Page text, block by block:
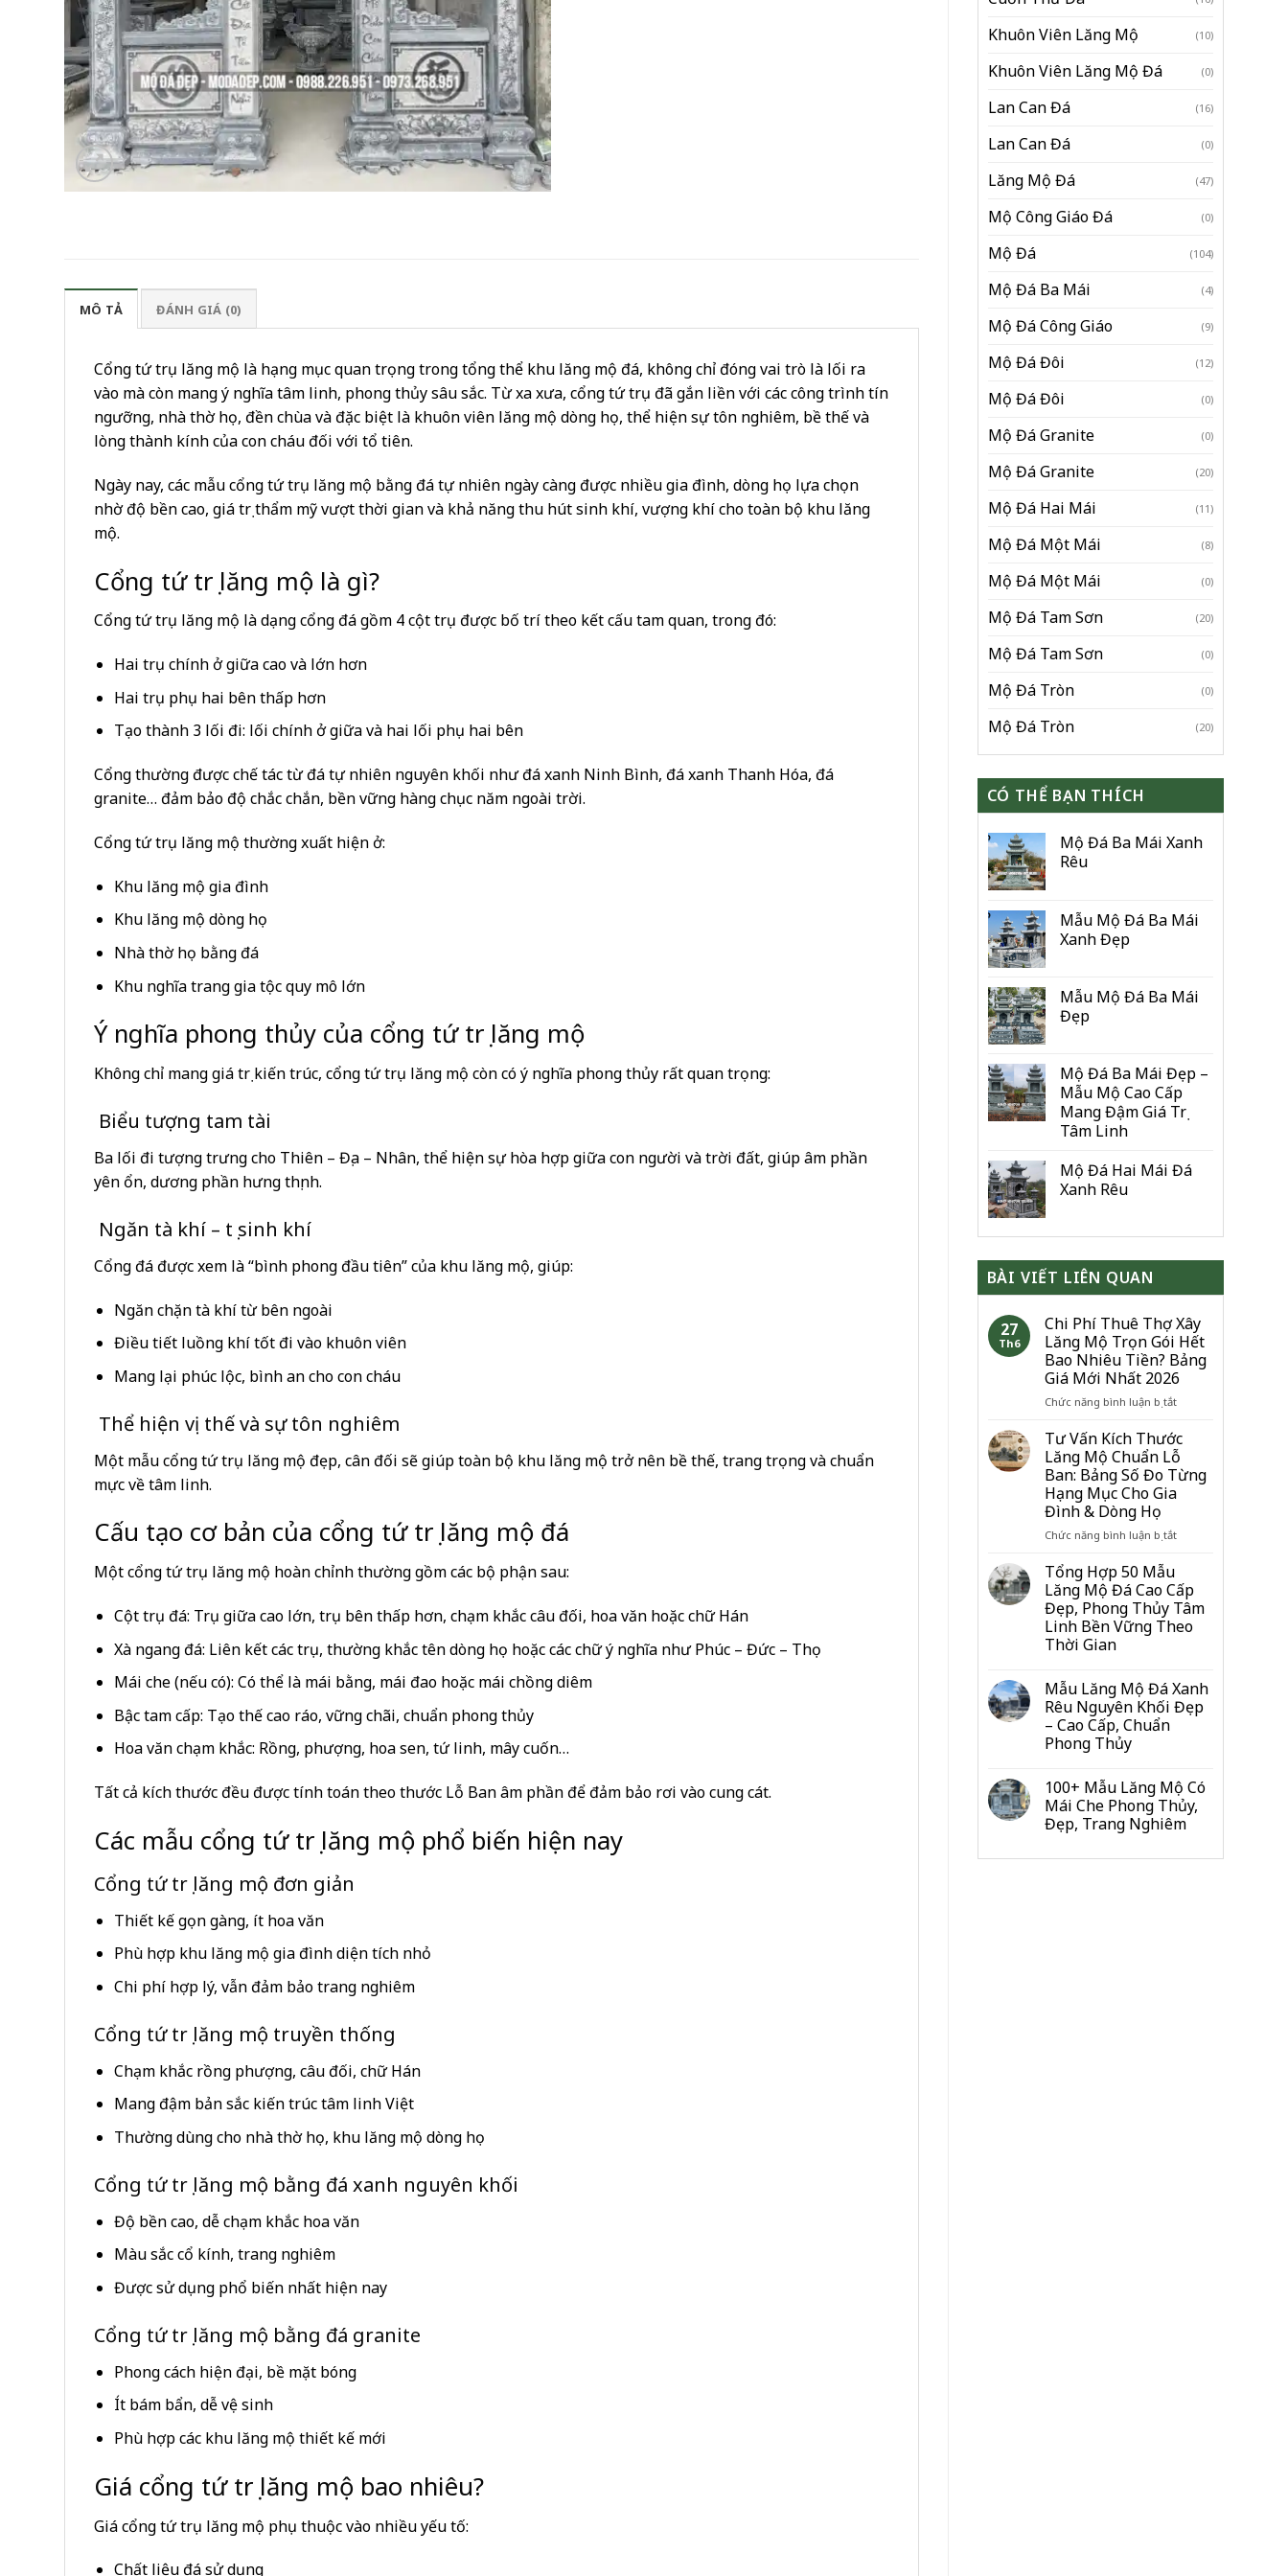
Khuôn Viên Lăng Mộ (10)
Khuôn Viên Lăng Mộ Đá (0)
Lan Can Đá (16)
Lan Can Đá (0)
Lăng Mộ Đá (47)
Mộ Công Giáo Đá (0)
Mộ Đá (104)
Mộ Đá Ba Mái (4)
Mộ Đá Công Giáo (9)
Mộ Đá Đôi (12)
Mộ Đá Đôi (0)
Mộ Đá Granite (0)
Mộ Đá Granite (20)
Mộ Đá Hai Mái (11)
Mộ Đá Một Mái (8)
Mộ Đá Một Mái (0)
Mộ Đá Tam Sơn (20)
Mộ Đá Tam Sơn (0)
Mộ Đá Tròn (0)
Mộ Đá Tròn (20)
CÓ THỂ BẠN THÍCH
Mộ Đá Ba Mái Xanh
Rêu
Mẫu Mộ Đá Ba Mái
Xanh Đẹp
Mẫu Mộ Đá Ba Mái
Đẹp
Mộ Đá Ba Mái Đẹp –
Mẫu Mộ Cao Cấp
Mang Đậm Giá Trị
Tâm Linh
Mộ Đá Hai Mái Đá
Xanh Rêu
BÀI VIẾT LIÊN QUAN
27
Th6
Chi Phí Thuê Thợ Xây
Lăng Mộ Trọn Gói Hết
Bao Nhiêu Tiền? Bảng
Giá Mới Nhất 2026
Chức năng bình luận bị tắtở
Phí
Thuê
Thợ
Xây
Lăng
Trọn
Bao
Nhiêu
Tiền?
Bảng
2026
Tư Vấn Kích Thước
Lăng Mộ Chuẩn Lỗ
Ban: Bảng Số Đo Từng
Hạng Mục Cho Gia
Đình & Dòng Họ
Chức năng bình luận bị tắtở
Kích
Thước
Lăng
Mộ
Ban:
Bảng
Số
Mục
Cho
Gia
Đình
Dòng
Tổng Hợp 50 Mẫu
Lăng Mộ Đá Cao Cấp
Đẹp, Phong Thủy Tâm
Linh Bền Vững Theo
Thời Gian
Mẫu Lăng Mộ Đá Xanh
Rêu Nguyên Khối Đẹp
– Cao Cấp, Chuẩn
Phong Thủy
100+ Mẫu Lăng Mộ Có
Mái Che Phong Thủy,
Đẹp, Trang Nghiêm
MÔ TẢ ĐÁNH GIÁ (0)
Cổng tứ trụ lăng mộ là hạng mục quan trọng trong tổng thể khu lăng mộ đá, không chỉ đóng vai trò là lối ra
vào mà còn mang ý nghĩa tâm linh, phong thủy sâu sắc. Từ xa xưa, cổng tứ trụ đã gắn liền với các công trình tín
ngưỡng, nhà thờ họ, đền chùa và đặc biệt là khuôn viên lăng mộ dòng họ, thể hiện sự tôn nghiêm, bề thế và
lòng thành kính của con cháu đối với tổ tiên.
Ngày nay, các mẫu cổng tứ trụ lăng mộ bằng đá tự nhiên ngày càng được nhiều gia đình, dòng họ lựa chọn
nhờ độ bền cao, giá trị thẩm mỹ vượt thời gian và khả năng thu hút sinh khí, vượng khí cho toàn bộ khu lăng
mộ.
Cổng tứ trụ lăng mộ là gì?
Cổng tứ trụ lăng mộ là dạng cổng đá gồm 4 cột trụ được bố trí theo kết cấu tam quan, trong đó:
Hai trụ chính ở giữa cao và lớn hơn
Hai trụ phụ hai bên thấp hơn
Tạo thành 3 lối đi: lối chính ở giữa và hai lối phụ hai bên
Cổng thường được chế tác từ đá tự nhiên nguyên khối như đá xanh Ninh Bình, đá xanh Thanh Hóa, đá
granite… đảm bảo độ chắc chắn, bền vững hàng chục năm ngoài trời.
Cổng tứ trụ lăng mộ thường xuất hiện ở:
Khu lăng mộ gia đình
Khu lăng mộ dòng họ
Nhà thờ họ bằng đá
Khu nghĩa trang gia tộc quy mô lớn
Ý nghĩa phong thủy của cổng tứ trụ lăng mộ
Không chỉ mang giá trị kiến trúc, cổng tứ trụ lăng mộ còn có ý nghĩa phong thủy rất quan trọng:
Biểu tượng tam tài
Ba lối đi tượng trưng cho Thiên – Địa – Nhân, thể hiện sự hòa hợp giữa con người và trời đất, giúp âm phần
yên ổn, dương phần hưng thịnh.
Ngăn tà khí – tụ sinh khí
Cổng đá được xem là “bình phong đầu tiên” của khu lăng mộ, giúp:
Ngăn chặn tà khí từ bên ngoài
Điều tiết luồng khí tốt đi vào khuôn viên
Mang lại phúc lộc, bình an cho con cháu
Thể hiện vị thế và sự tôn nghiêm
Một mẫu cổng tứ trụ lăng mộ đẹp, cân đối sẽ giúp toàn bộ khu lăng mộ trở nên bề thế, trang trọng và chuẩn
mực về tâm linh.
Cấu tạo cơ bản của cổng tứ trụ lăng mộ đá
Một cổng tứ trụ lăng mộ hoàn chỉnh thường gồm các bộ phận sau:
Cột trụ đá: Trụ giữa cao lớn, trụ bên thấp hơn, chạm khắc câu đối, hoa văn hoặc chữ Hán
Xà ngang đá: Liên kết các trụ, thường khắc tên dòng họ hoặc các chữ ý nghĩa như Phúc – Đức – Thọ
Mái che (nếu có): Có thể là mái bằng, mái đao hoặc mái chồng diêm
Bậc tam cấp: Tạo thế cao ráo, vững chãi, chuẩn phong thủy
Hoa văn chạm khắc: Rồng, phượng, hoa sen, tứ linh, mây cuốn…
Tất cả kích thước đều được tính toán theo thước Lỗ Ban âm phần để đảm bảo rơi vào cung cát.
Các mẫu cổng tứ trụ lăng mộ phổ biến hiện nay
Cổng tứ trụ lăng mộ đơn giản
Thiết kế gọn gàng, ít hoa văn
Phù hợp khu lăng mộ gia đình diện tích nhỏ
Chi phí hợp lý, vẫn đảm bảo trang nghiêm
Cổng tứ trụ lăng mộ truyền thống
Chạm khắc rồng phượng, câu đối, chữ Hán
Mang đậm bản sắc kiến trúc tâm linh Việt
Thường dùng cho nhà thờ họ, khu lăng mộ dòng họ
Cổng tứ trụ lăng mộ bằng đá xanh nguyên khối
Độ bền cao, dễ chạm khắc hoa văn
Màu sắc cổ kính, trang nghiêm
Được sử dụng phổ biến nhất hiện nay
Cổng tứ trụ lăng mộ bằng đá granite
Phong cách hiện đại, bề mặt bóng
Ít bám bẩn, dễ vệ sinh
Phù hợp các khu lăng mộ thiết kế mới
Giá cổng tứ trụ lăng mộ bao nhiêu?
Giá cổng tứ trụ lăng mộ phụ thuộc vào nhiều yếu tố:
Chất liệu đá sử dụng